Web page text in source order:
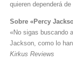
quieren dependerá
Sobre «Percy
«No sigas buscando
Jackson, como lo
Kirkus Reviews